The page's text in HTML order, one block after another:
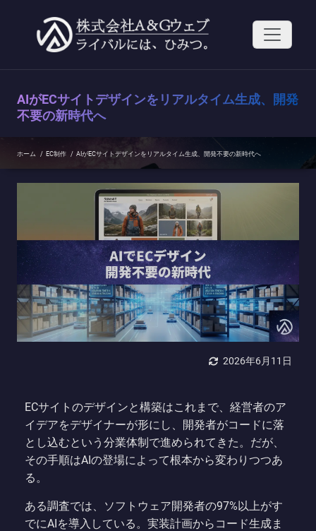
へ
AIがECサイトデザインをリアルタイム生成、開発
不要の新時代へ
ホーム / EC制作 / AIがECサイトデザインをリアルタイム生成、開発不要の新時代へ
2026年6月11日
ECサイトのデザインと構築はこれまで、経営者のア
イデアをデザイナーが形にし、開発者がコードに落
とし込むという分業体制で進められてきた。だが、
その手順はAIの登場によって根本から変わりつつあ
る。
ある調査では、ソフトウェア開発者の97%以上がす
でにAIを導入している。実装計画からコード生成ま